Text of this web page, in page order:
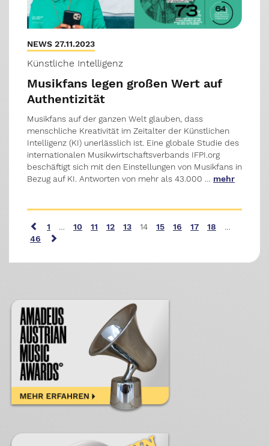
NEWS 27.11.2023
Künstliche Intelligenz
Musikfans legen großen Wert auf
Authentizität
Musikfans auf der ganzen Welt glauben, dass
menschliche Kreativität im Zeitalter der Künstlichen
Intelligenz (KI) unerlässlich ist. Eine globale Studie des
internationalen Musikwirtschaftsverbands IFPI.org
beschäftigt sich mit den Einstellungen von Musikfans in
Bezug auf KI. Antworten von mehr als 43.000 … mehr
1 … 10 11 12 13 14 15 16 17 18
…
46